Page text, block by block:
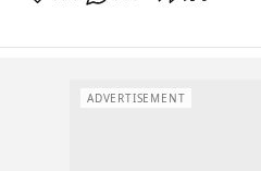
ADVERTISEMENT